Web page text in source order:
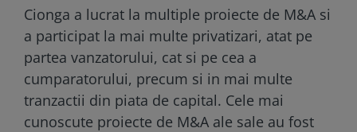
Cionga a lucrat la multiple proiecte de M&A si
a participat la mai multe privatizari, atat pe
partea vanzatorului, cat si pe cea a
cumparatorului, precum si in mai multe
tranzactii din piata de capital. Cele mai
cunoscute proiecte de M&A ale sale au fost